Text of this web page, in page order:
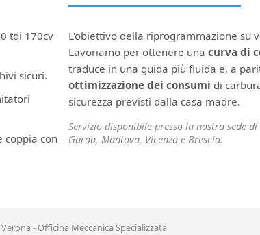
tdi 170cv
sicuri.
coppia con
L'obiettivo della riprogrammazione su
Lavoriamo per ottenere una curva di
traduce in una guida più fluida e, a
ottimizzazione dei consumi di
sicurezza previsti dalla casa madre.
Servizio disponibile presso la nostra sede
Garda, Mantova, Vicenza e Brescia.
Verona - Officina Meccanica Specializzata